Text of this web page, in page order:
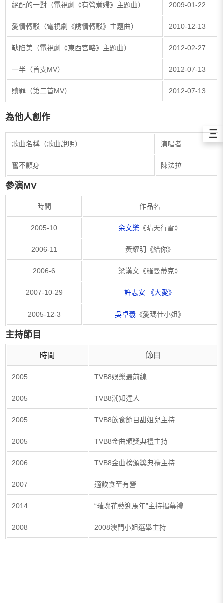
絕配的一對（電視劇《有營煮婦》主題曲） 2009-01-22
愛情轉駁（電視劇《誘情轉駁》主題曲） 2010-12-13
缺陷美（電視劇《東西宮略》主題曲） 2012-02-27
一半（首支MV） 2012-07-13
贖罪（第二首MV） 2012-07-13
為他人創作
歌曲名稱（歌曲說明） 演唱者
奮不顧身 陳法拉
參演MV
時間 作品名
2005-10 余文樂 《晴天行雷》
2006-11 黃耀明《給你》
2006-6 梁漢文《羅曼蒂克》
2007-10-29 許志安 《大愛》
2005-12-3 吳卓羲 《愛瑪仕小姐》
主持節目
時間 節目
2005 TVB8娛樂最前線
2005 TVB8潮知達人
2005 TVB8飲食節目甜姐兒主持
2005 TVB8金曲頒獎典禮主持
2006 TVB8金曲榜頒獎典禮主持
2007 適飲食至有營
2014 “璀璨花藝迎馬年”主持揭幕禮
2008 2008澳門小姐選舉主持
Ξ